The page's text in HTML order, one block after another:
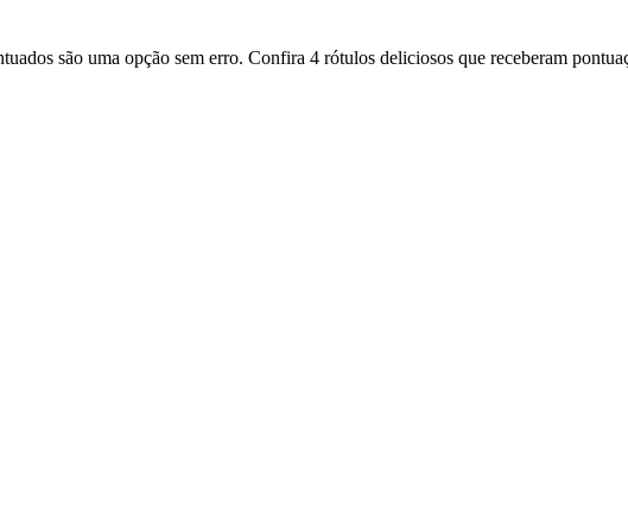
são uma opção sem erro. Confira 4 rótulos deliciosos que receberam